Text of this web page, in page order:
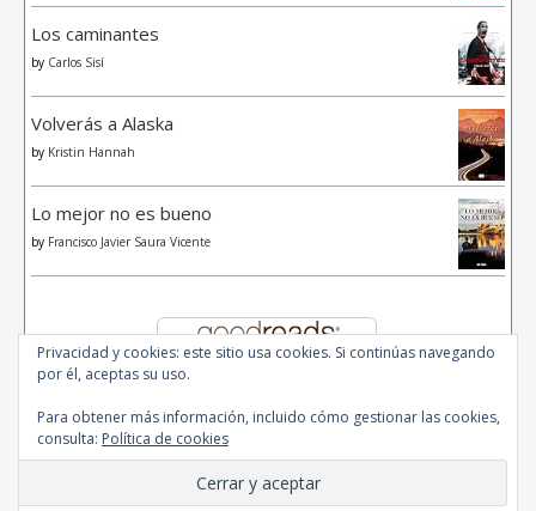
Los caminantes
by Carlos Sisí
Volverás a Alaska
by Kristin Hannah
Lo mejor no es bueno
by Francisco Javier Saura Vicente
© 2020 - All Rights Reserved.
Ashe Tema de WP Royal
Privacidad y cookies: este sitio usa cookies. Si continúas navegando
por él, aceptas su uso.
Para obtener más información, incluido cómo gestionar las cookies,
consulta: Política de cookies